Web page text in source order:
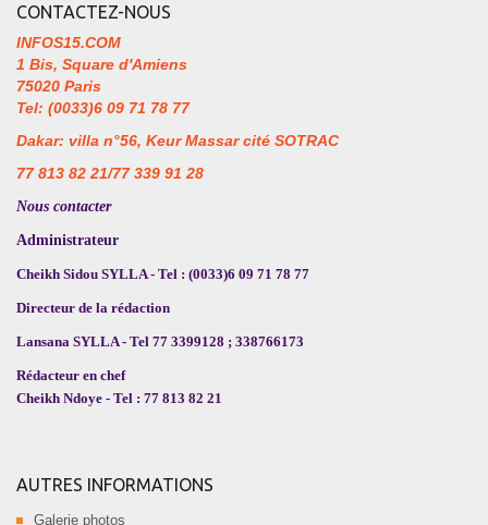
CONTACTEZ-NOUS
INFOS15.COM
1 Bis, Square d'Amiens
75020 Paris
Tel: (0033)6 09 71 78 77
Dakar: villa n°56, Keur Massar cité SOTRAC
77 813 82 21/77 339 91 28
Nous contacter
Administrateur
Cheikh Sidou SYLLA - Tel : (0033)6 09 71 78 77
Directeur de la rédaction
Lansana SYLLA - Tel 77 3399128 ; 338766173
Rédacteur en chef
Cheikh Ndoye - Tel : 77 813 82 21
AUTRES INFORMATIONS
Galerie photos